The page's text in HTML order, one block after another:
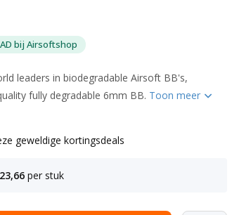
bij Airsoftshop
leaders in biodegradable Airsoft BB's,
fully degradable 6mm BB. Toon meer
geweldige kortingsdeals
per stuk